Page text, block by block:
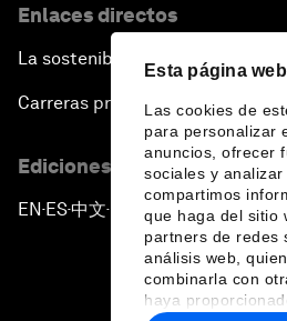
Esta página
Las cookies de
para personalizar
anuncios, ofrecer
sociales y analizar
compartimos
que haga del sitio
partners de redes
análisis web,
combinarla con
haya
Enlaces directos
La sostenibilidad en el Foro
Carreras profesionales
Ediciones en otros idiomas
EN ▪ ES▪中文▪ 日本語